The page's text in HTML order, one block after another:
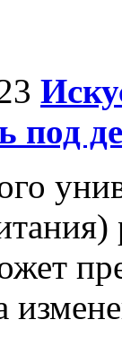
под